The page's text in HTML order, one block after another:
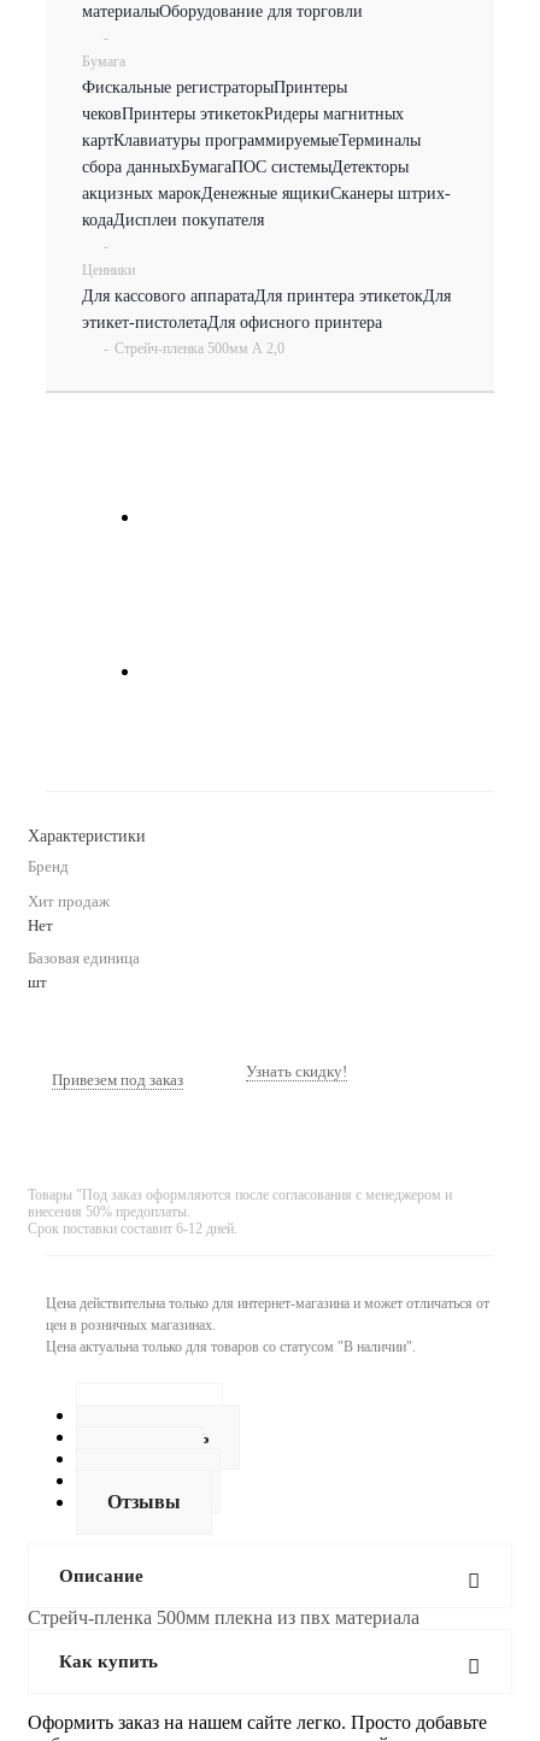
материалыОборудование для торговли
-
Бумага
Фискальные регистраторыПринтеры
чековПринтеры этикетокРидеры магнитных
картКлавиатуры программируемыеТерминалы
сбора данныхБумагаПОС системыДетекторы
акцизных марокДенежные ящикиСканеры штрих-
кодаДисплеи покупателя
-
Ценники
Для кассового аппаратаДля принтера этикетокДля
этикет-пистолетаДля офисного принтера
- Стрейч-пленка 500мм А 2,0
Характеристики
Бренд
Хит продаж
Нет
Базовая единица
шт
Привезем под заказ Узнать скидку!
Товары "Под заказ оформляются после согласования с менеджером и
внесения 50% предоплаты.
Срок поставки составит 6-12 дней.
Цена действительна только для интернет-магазина и может отличаться от
цен в розничных магазинах.
Цена актуальна только для товаров со статусом "В наличии".
Как купить
Отзывы
Описание
Стрейч-пленка 500мм плекна из пвх материала
Как купить
Оформить заказ на нашем сайте легко. Просто добавьте